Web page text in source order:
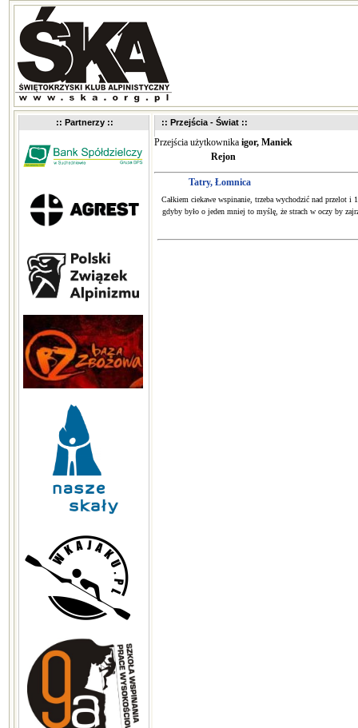
:: Partnerzy :: :: Przejścia - Świat ::
Przejścia użytkownika igor, Maniek
Rejon
Tatry, Łomnica
Całkiem ciekawe wspinanie, trzeba wychodzić nad przelot i
gdyby było o jeden mniej to myślę, że strach w oczy by